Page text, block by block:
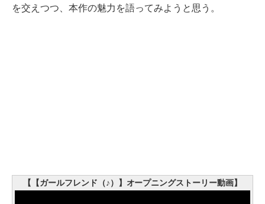
を交えつつ、本作の魅力を語ってみようと思う。
【【ガールフレンド（♪）】オープニングストーリー動画】